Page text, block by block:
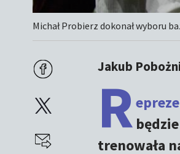
Michał Probierz dokonał wyboru
Jakub
R
trenowała